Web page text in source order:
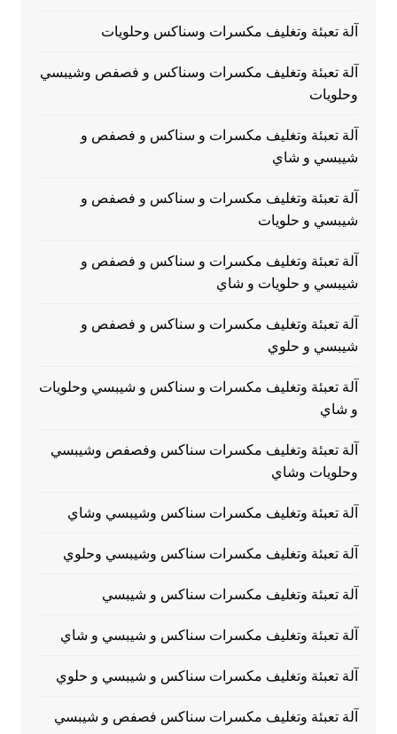
آلة تعبئة وتغليف مكسرات وسناكس وحلويات
آلة تعبئة وتغليف مكسرات وسناكس و فصفص وشيبسي
وحلويات
آلة تعبئة وتغليف مكسرات و سناكس و فصفص و
شيبسي و شاي
آلة تعبئة وتغليف مكسرات و سناكس و فصفص و
شيبسي و حلويات
آلة تعبئة وتغليف مكسرات و سناكس و فصفص و
شيبسي و حلويات و شاي
آلة تعبئة وتغليف مكسرات و سناكس و فصفص و
شيبسي و حلوي
آلة تعبئة وتغليف مكسرات و سناكس و شيبسي وحلويات
و شاي
آلة تعبئة وتغليف مكسرات سناكس وفصفص وشيبسي
وحلويات وشاي
آلة تعبئة وتغليف مكسرات سناكس وشيبسي وشاي
آلة تعبئة وتغليف مكسرات سناكس وشيبسي وحلوي
آلة تعبئة وتغليف مكسرات سناكس و شيبسي
آلة تعبئة وتغليف مكسرات سناكس و شيبسي و شاي
آلة تعبئة وتغليف مكسرات سناكس و شيبسي و حلوي
آلة تعبئة وتغليف مكسرات سناكس فصفص و شيبسي